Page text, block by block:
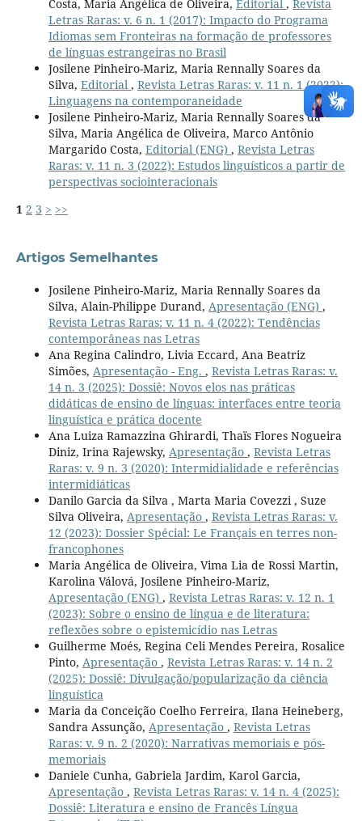
Costa, Maria Angélica de Oliveira, Editorial , Revista
Letras Raras: v. 6 n. 1 (2017): Impacto do Programa
Idiomas sem Fronteiras na formação de professores
de línguas estrangeiras no Brasil
Josilene Pinheiro-Mariz, Maria Rennally Soares da
Silva, Editorial , Revista Letras Raras: v. 11 n. 1 (2022):
Linguagens na contemporaneidade
Josilene Pinheiro-Mariz, Maria Rennally Soares da
Silva, Maria Angélica de Oliveira, Marco Antônio
Margarido Costa, Editorial (ENG) , Revista Letras
Raras: v. 11 n. 3 (2022): Estudos linguísticos a partir de
perspectivas sociointeracionais
1 2 3 > >>
Artigos Semelhantes
Josilene Pinheiro-Mariz, Maria Rennally Soares da
Silva, Alain-Philippe Durand, Apresentação (ENG) ,
Revista Letras Raras: v. 11 n. 4 (2022): Tendências
contemporâneas nas Letras
Ana Regina Calindro, Livia Eccard, Ana Beatriz
Simões, Apresentação - Eng. , Revista Letras Raras: v.
14 n. 3 (2025): Dossiê: Novos elos nas práticas
didáticas de ensino de línguas: interfaces entre teoria
linguística e prática docente
Ana Luiza Ramazzina Ghirardi, Thaïs Flores Nogueira
Diniz, Irina Rajewsky, Apresentação , Revista Letras
Raras: v. 9 n. 3 (2020): Intermidialidade e referências
intermidiáticas
Danilo Garcia da Silva , Marta Maria Covezzi , Suze
Silva Oliveira, Apresentação , Revista Letras Raras: v.
12 (2023): Dossier Spécial: Le Français en terres non-
francophones
Maria Angélica de Oliveira, Vima Lia de Rossi Martin,
Karolina Válová, Josilene Pinheiro-Mariz,
Apresentação (ENG) , Revista Letras Raras: v. 12 n. 1
(2023): Sobre o ensino de língua e de literatura:
reflexões sobre o epistemicídio nas Letras
Guilherme Moés, Regina Celi Mendes Pereira, Rosalice
Pinto, Apresentação , Revista Letras Raras: v. 14 n. 2
(2025): Dossiê: Divulgação/popularização da ciência
linguística
Maria da Conceição Coelho Ferreira, Ilana Heineberg,
Sandra Assunção, Apresentação , Revista Letras
Raras: v. 9 n. 2 (2020): Narrativas memoriais e pós-
memoriais
Daniele Cunha, Gabriela Jardim, Karol Garcia,
Apresentação , Revista Letras Raras: v. 14 n. 4 (2025):
Dossiê: Literatura e ensino de Francês Língua